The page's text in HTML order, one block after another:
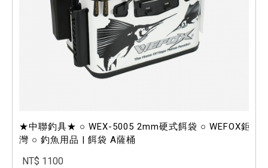
★中聯釣具★ ○ WEX-5005 2mm硬式餌袋 ○ WEFOX鉅
灣 ○ 釣魚用品 | 餌袋 A薩桶
NT$ 1100